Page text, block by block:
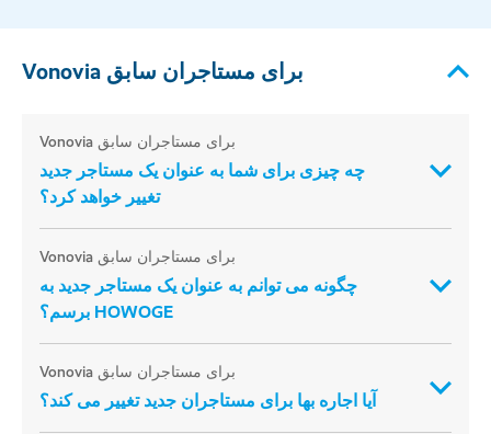
برای مستاجران سابق Vonovia
برای مستاجران سابق Vonovia
چه چیزی برای شما به عنوان یک مستاجر جدید
تغییر خواهد کرد؟
برای مستاجران سابق Vonovia
چگونه می توانم به عنوان یک مستاجر جدید به
HOWOGE برسم؟
برای مستاجران سابق Vonovia
آیا اجاره بها برای مستاجران جدید تغییر می کند؟